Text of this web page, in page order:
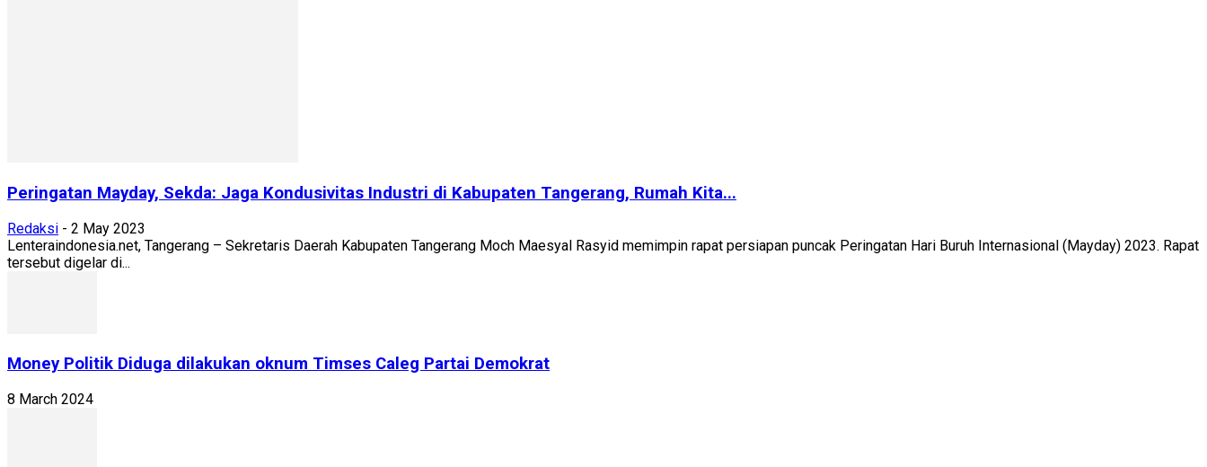
Peringatan Mayday, Sekda: Jaga Kondusivitas Industri di Kabupaten Tangerang, Rumah Kita...
Redaksi - 2 May 2023
Lenteraindonesia.net, Tangerang – Sekretaris Daerah Kabupaten Tangerang Moch Maesyal Rasyid memimpin rapat persiapan puncak Peringatan Hari Buruh Internasional (Mayday) 2023. Rapat
tersebut digelar di...
Money Politik Diduga dilakukan oknum Timses Caleg Partai Demokrat
8 March 2024